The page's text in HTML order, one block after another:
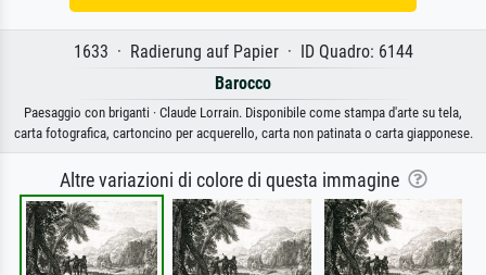
1633 · Radierung auf Papier · ID Quadro: 6144
Barocco
Paesaggio con briganti · Claude Lorrain. Disponibile come stampa d'arte su tela,
carta fotografica, cartoncino per acquerello, carta non patinata o carta giapponese.
Altre variazioni di colore di questa immagine